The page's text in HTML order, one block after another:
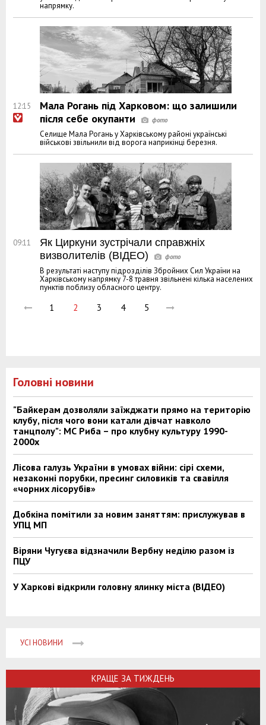
напрямку.
12:15
Мала Рогань під Харковом: що залишили
після себе окупанти
Селище Мала Рогань у Харківському районі українські
військові звільнили від ворога наприкінці березня.
09:11
Як Циркуни зустрічали справжніх
визволителів (ВІДЕО)
В результаті наступу підрозділів Збройних Сил України на
Харківському напрямку 7-8 травня звільнені кілька населених
пунктів поблизу обласного центру.
1 2 3 4 5
Головні новини
"Байкерам дозволяли заїжджати прямо на територію
клубу, після чого вони катали дівчат навколо
танцполу": МС Риба – про клубну культуру 1990-
2000х
Лісова галузь України в умовах війни: сірі схеми,
незаконні порубки, пресинг силовиків та свавілля
«чорних лісорубів»
Добкіна помітили за новим заняттям: прислужував в
УПЦ МП
Віряни Чугуєва відзначили Вербну неділю разом із
ПЦУ
У Харкові відкрили головну ялинку міста (ВІДЕО)
УСІ НОВИНИ
КРАЩЕ ЗА ТИЖДЕНЬ